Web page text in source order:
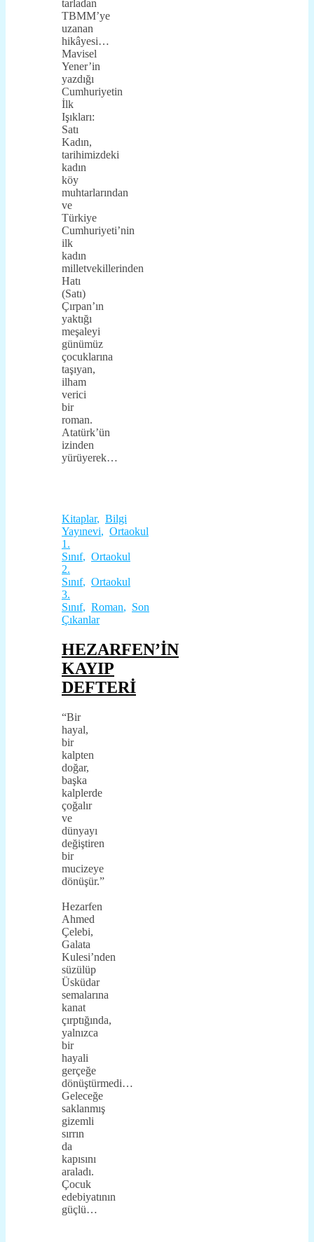
tarladan
TBMM’ye
uzanan
hikâyesi…
Mavisel
Yener’in
yazdığı
Cumhuriyetin
İlk
Işıkları:
Satı
Kadın,
tarihimizdeki
kadın
köy
muhtarlarından
ve
Türkiye
Cumhuriyeti’nin
ilk
kadın
milletvekillerinden
Hatı
(Satı)
Çırpan’ın
yaktığı
meşaleyi
günümüz
çocuklarına
taşıyan,
ilham
verici
bir
roman.
Atatürk’ün
izinden
yürüyerek…
Kitaplar, Bilgi
Yayınevi, Ortaokul
1.
Sınıf, Ortaokul
2.
Sınıf, Ortaokul
3.
Sınıf, Roman, Son
Çıkanlar
HEZARFEN’İN
KAYIP
DEFTERİ
“Bir
hayal,
bir
kalpten
doğar,
başka
kalplerde
çoğalır
ve
dünyayı
değiştiren
bir
mucizeye
dönüşür.”
Hezarfen
Ahmed
Çelebi,
Galata
Kulesi’nden
süzülüp
Üsküdar
semalarına
kanat
çırptığında,
yalnızca
bir
hayali
gerçeğe
dönüştürmedi…
Geleceğe
saklanmış
gizemli
sırrın
da
kapısını
araladı.
Çocuk
edebiyatının
güçlü…